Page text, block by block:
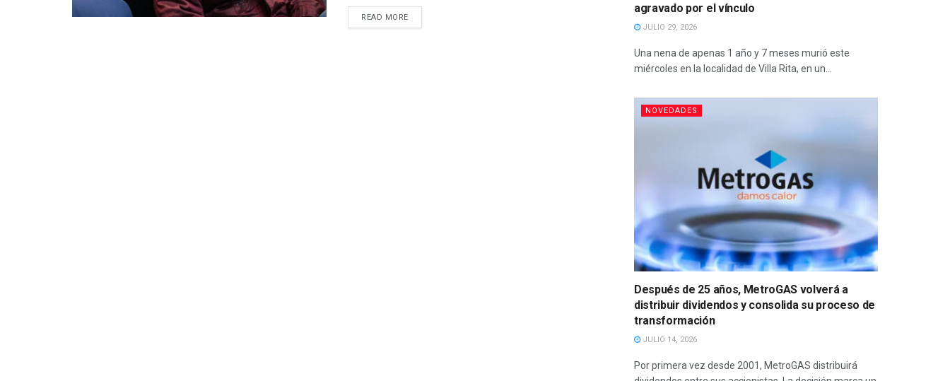
READ MORE
agravado por el vínculo
JULIO 29, 2026
Una nena de apenas 1 año y 7 meses murió este
miércoles en la localidad de Villa Rita, en un...
NOVEDADES
Después de 25 años, MetroGAS volverá a
distribuir dividendos y consolida su proceso de
transformación
JULIO 14, 2026
Por primera vez desde 2001, MetroGAS distribuirá